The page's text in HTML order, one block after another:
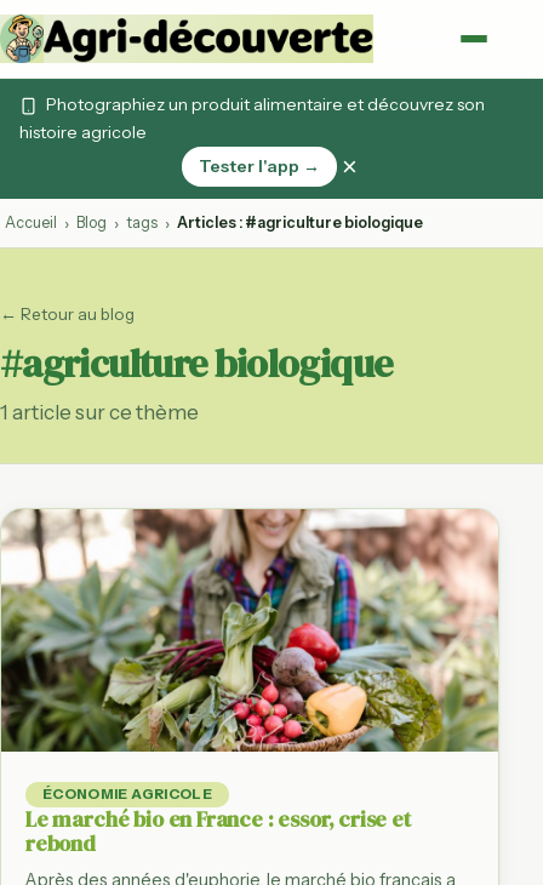
Photographiez un produit alimentaire et découvrez son
histoire agricole
Tester l'app →
×
Accueil › Blog › tags › Articles : #agriculture biologique
← Retour au blog
#agriculture biologique
1 article sur ce thème
ÉCONOMIE AGRICOLE
Le marché bio en France : essor, crise et
rebond
Après des années d'euphorie, le marché bio français a